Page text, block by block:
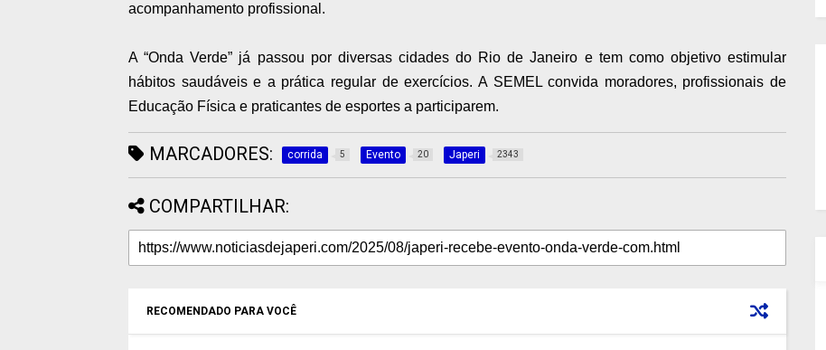
acompanhamento profissional.
A “Onda Verde” já passou por diversas cidades do Rio de Janeiro e tem como objetivo estimular
hábitos saudáveis e a prática regular de exercícios. A SEMEL convida moradores, profissionais de
Educação Física e praticantes de esportes a participarem.
MARCADORES: corrida 5 Evento 20 Japeri 2343
COMPARTILHAR:
RECOMENDADO PARA VOCÊ